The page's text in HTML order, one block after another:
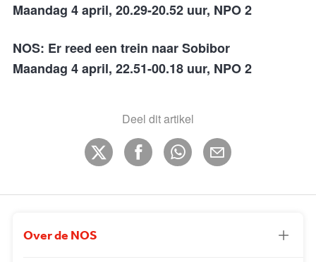
Maandag 4 april, 20.29-20.52 uur, NPO 2
NOS: Er reed een trein naar Sobibor
Maandag 4 april, 22.51-00.18 uur, NPO 2
Deel dit artikel
Over de NOS